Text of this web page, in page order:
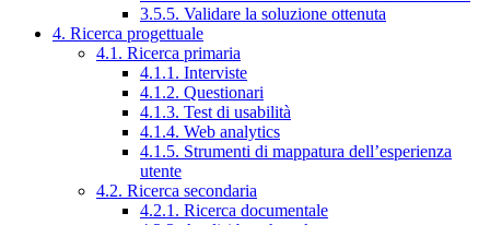
3.5.5. Validare la soluzione ottenuta
4. Ricerca progettuale
4.1. Ricerca primaria
4.1.1. Interviste
4.1.2. Questionari
4.1.3. Test di usabilità
4.1.4. Web analytics
4.1.5. Strumenti di mappatura dell’esperienza
utente
4.2. Ricerca secondaria
4.2.1. Ricerca documentale